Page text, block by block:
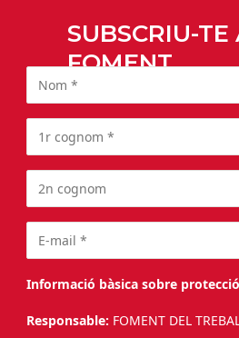
SUBSCRIU-TE
FOMENT
Informació bàsica sobre
Responsable: FOMENT DEL